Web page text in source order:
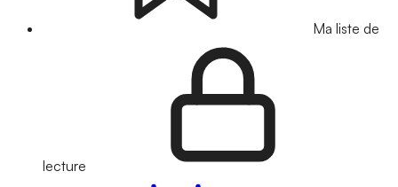
Ma liste de
lecture